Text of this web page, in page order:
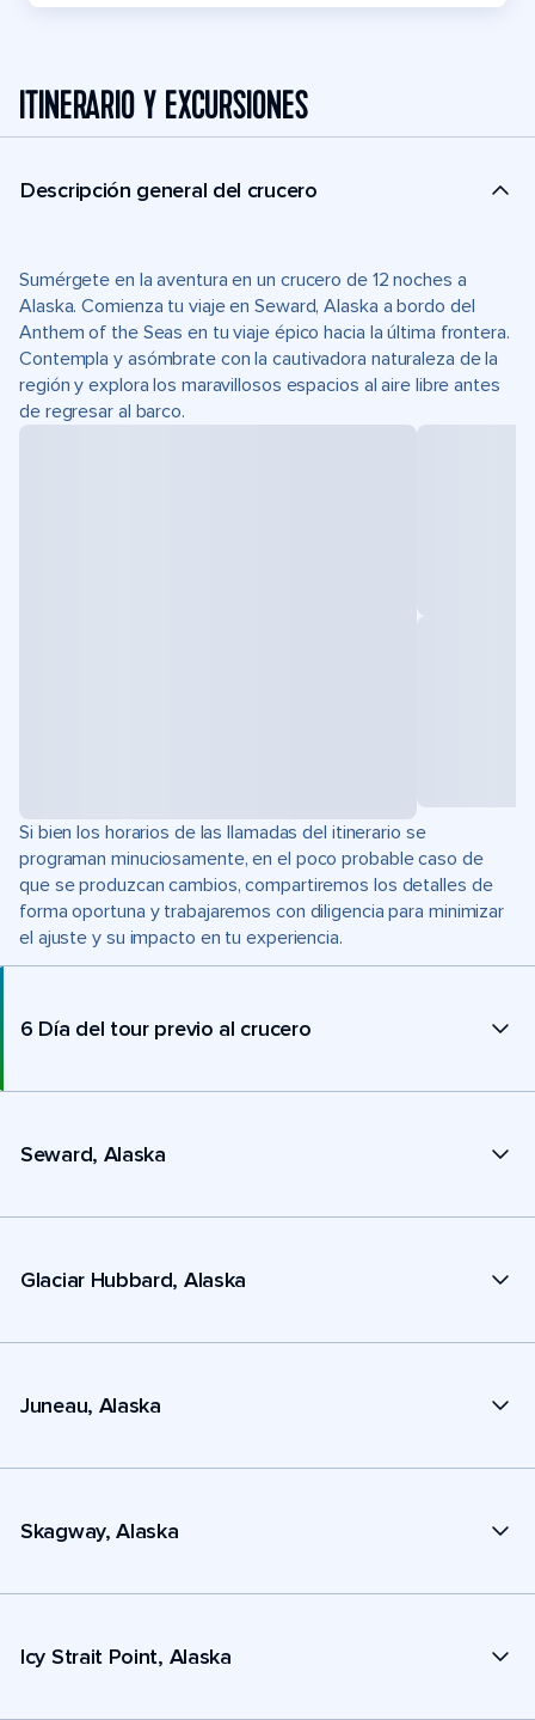
ITINERARIO Y EXCURSIONES
Descripción general del crucero
Sumérgete en la aventura en un crucero de 12 noches a
Alaska. Comienza tu viaje en Seward, Alaska a bordo del
Anthem of the Seas en tu viaje épico hacia la última frontera.
Contempla y asómbrate con la cautivadora naturaleza de la
región y explora los maravillosos espacios al aire libre antes
de regresar al barco.
Si bien los horarios de las llamadas del itinerario se
programan minuciosamente, en el poco probable caso de
que se produzcan cambios, compartiremos los detalles de
forma oportuna y trabajaremos con diligencia para minimizar
el ajuste y su impacto en tu experiencia.
6 Día del tour previo al crucero
Seward, Alaska
Glaciar Hubbard, Alaska
Juneau, Alaska
Skagway, Alaska
Icy Strait Point, Alaska